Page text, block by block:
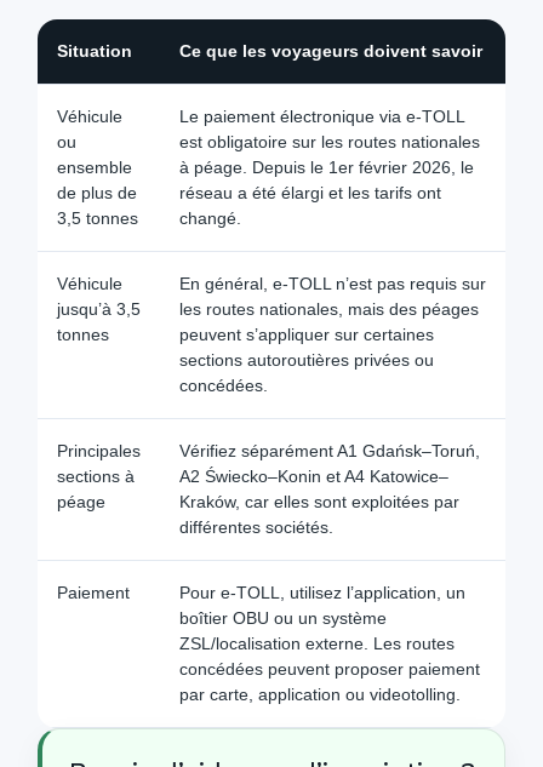
Situation Ce que les voyageurs doivent savoir
Véhicule
ou
ensemble
de plus de
3,5 tonnes
Le paiement électronique via e‑TOLL
est obligatoire sur les routes nationales
à péage. Depuis le 1er février 2026, le
réseau a été élargi et les tarifs ont
changé.
Véhicule
jusqu’à 3,5
tonnes
En général, e‑TOLL n’est pas requis sur
les routes nationales, mais des péages
peuvent s’appliquer sur certaines
sections autoroutières privées ou
concédées.
Principales
sections à
péage
Vérifiez séparément A1 Gdańsk–Toruń,
A2 Świecko–Konin et A4 Katowice–
Kraków, car elles sont exploitées par
différentes sociétés.
Paiement
Pour e‑TOLL, utilisez l’application, un
boîtier OBU ou un système
ZSL/localisation externe. Les routes
concédées peuvent proposer paiement
par carte, application ou videotolling.